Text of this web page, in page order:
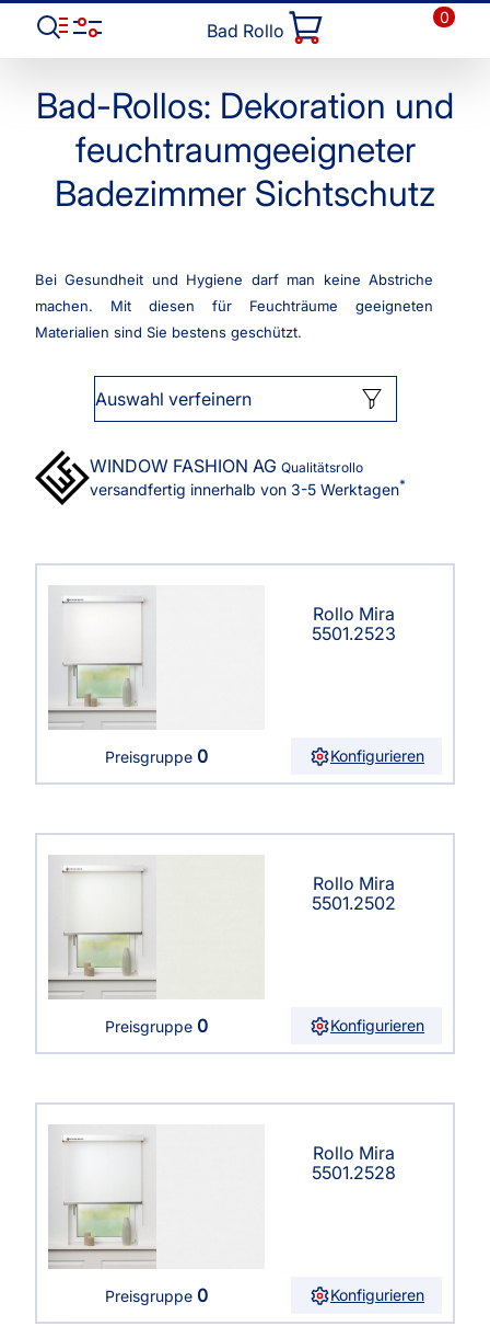
Bad Rollo
0
Bad-Rollos: Dekoration und
feuchtraumgeeigneter
Badezimmer Sichtschutz
Bei Gesundheit und Hygiene darf man keine Abstriche
machen. Mit diesen für Feuchträume geeigneten
Materialien sind Sie bestens geschützt.
Auswahl verfeinern
WINDOW FASHION AG Qualitätsrollo
versandfertig innerhalb von 3-5 Werktagen*
Rollo Mira
5501.2523
Preisgruppe 0 Konfigurieren
Rollo Mira
5501.2502
Preisgruppe 0 Konfigurieren
Rollo Mira
5501.2528
Preisgruppe 0 Konfigurieren